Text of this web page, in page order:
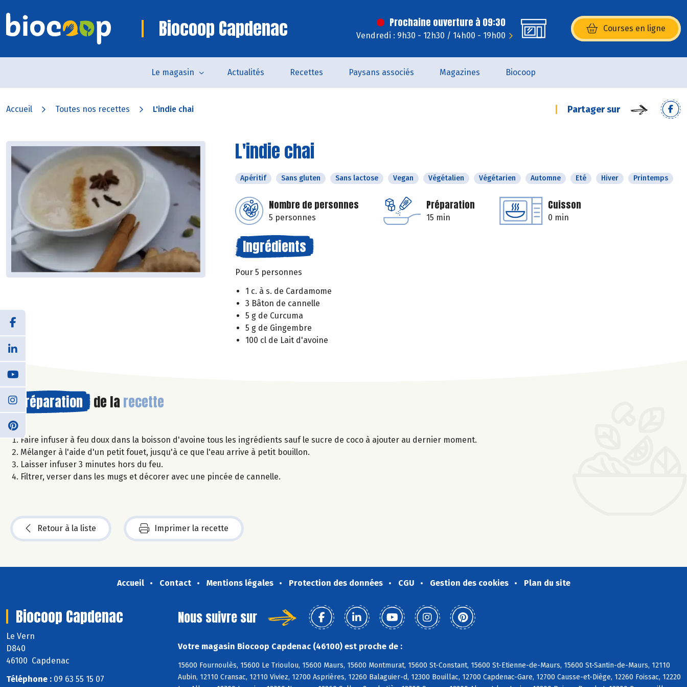
Biocoop Capdenac Prochaine ouverture à 09:30
Vendredi : 9h30 - 12h30 / 14h00 - 19h00
Courses en ligne
(s’ouvre dans une nouvelle
Le magasin Actualités Recettes Paysans associés Magazines Biocoop
Accueil Toutes nos recettes L'indie chai Partager sur
L'indie chai
Apéritif Sans gluten Sans lactose Vegan Végétalien Végétarien Automne Eté Hiver Printemps
Nombre de personnes
5 personnes
Préparation
15 min
Cuisson
0 min
Ingrédients
Pour 5 personnes
1 c. à s. de Cardamome
3 Bâton de cannelle
5 g de Curcuma
5 g de Gingembre
100 cl de Lait d'avoine
Préparation de la recette
Faire infuser à feu doux dans la boisson d'avoine tous les ingrédients sauf le sucre de coco à ajouter au dernier moment.
Mélanger à l'aide d'un petit fouet, jusqu'à ce que l'eau arrive à petit bouillon.
Laisser infuser 3 minutes hors du feu.
Filtrer, verser dans les mugs et décorer avec une pincée de cannelle.
Retour à la liste Imprimer la recette
Accueil Contact Mentions légales Protection des données CGU Gestion des cookies Plan du site
Biocoop Capdenac
Le Vern
D840
46100 Capdenac
Téléphone : 09 63 55 15 07
Nous suivre sur
Votre magasin Biocoop Capdenac (46100) est proche de :
15600 Fournoulès, 15600 Le Trioulou, 15600 Maurs, 15600 Montmurat, 15600 St-Constant, 15600 St-Etienne-de-Maurs, 15600 St-Santin-de-Maurs, 12110
Aubin, 12110 Cransac, 12110 Viviez, 12700 Asprières, 12260 Balaguier-d, 12300 Bouillac, 12700 Capdenac-Gare, 12700 Causse-et-Diège, 12260 Foissac, 12220